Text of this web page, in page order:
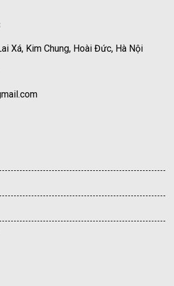
Xá, Kim Chung, Hoài Đức, Hà Nội